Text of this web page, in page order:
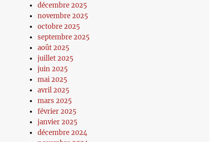
décembre 2025
novembre 2025
octobre 2025
septembre 2025
août 2025
juillet 2025
juin 2025
mai 2025
avril 2025
mars 2025
février 2025
janvier 2025
décembre 2024